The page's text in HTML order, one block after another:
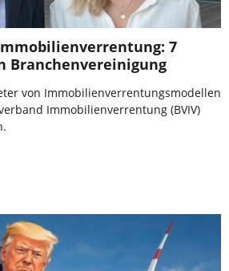
7
Branchenvereinigung
von Immobilienverrentungsmodellen
Immobilienverrentung (BVIV)